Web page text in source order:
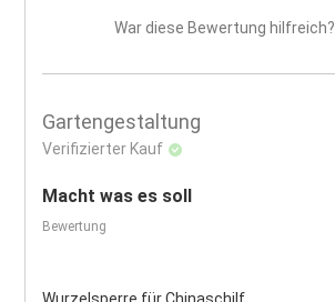
War diese Bewertung hilfreich?
Gartengestaltung
Verifizierter Kauf
Macht was es soll
Bewertung